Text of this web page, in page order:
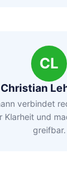
CL
Christian
verbindet
Klarheit und
greifbar.